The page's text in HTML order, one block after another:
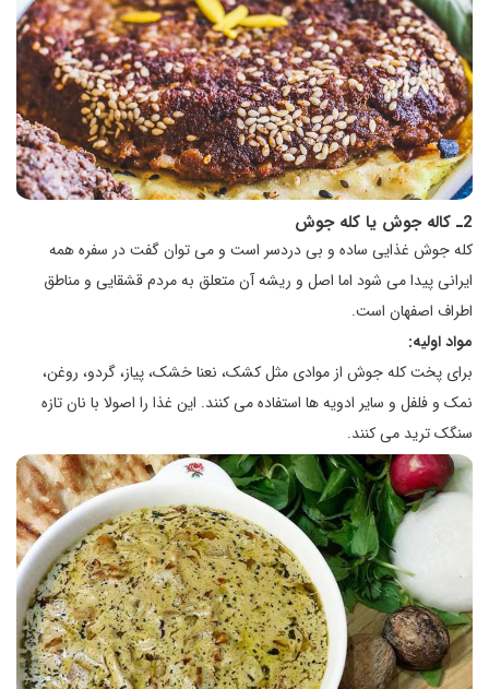
2ـ کاله جوش یا کله جوش
کله جوش غذایی ساده و بی دردسر است و می توان گفت در سفره همه
ایرانی پیدا می شود اما اصل و ریشه آن متعلق به مردم قشقایی و مناطق
اطراف اصفهان است.
مواد اولیه:
برای پخت کله جوش از موادی مثل کشک، نعنا خشک، پیاز، گردو، روغن،
نمک و فلفل و سایر ادویه ها استفاده می کنند. این غذا را اصولا با نان تازه
سنگک ترید می کنند.